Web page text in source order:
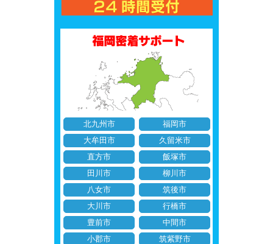
北九州市
福岡市
大牟田市
久留米市
直方市
飯塚市
田川市
柳川市
八女市
筑後市
大川市
行橋市
豊前市
中間市
小郡市
筑紫野市